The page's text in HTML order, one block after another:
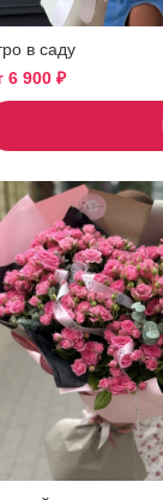
в саду
6 900 ₽